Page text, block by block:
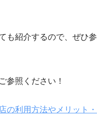
も紹介するので、ぜひ参
参照ください！
の利用方法やメリット・